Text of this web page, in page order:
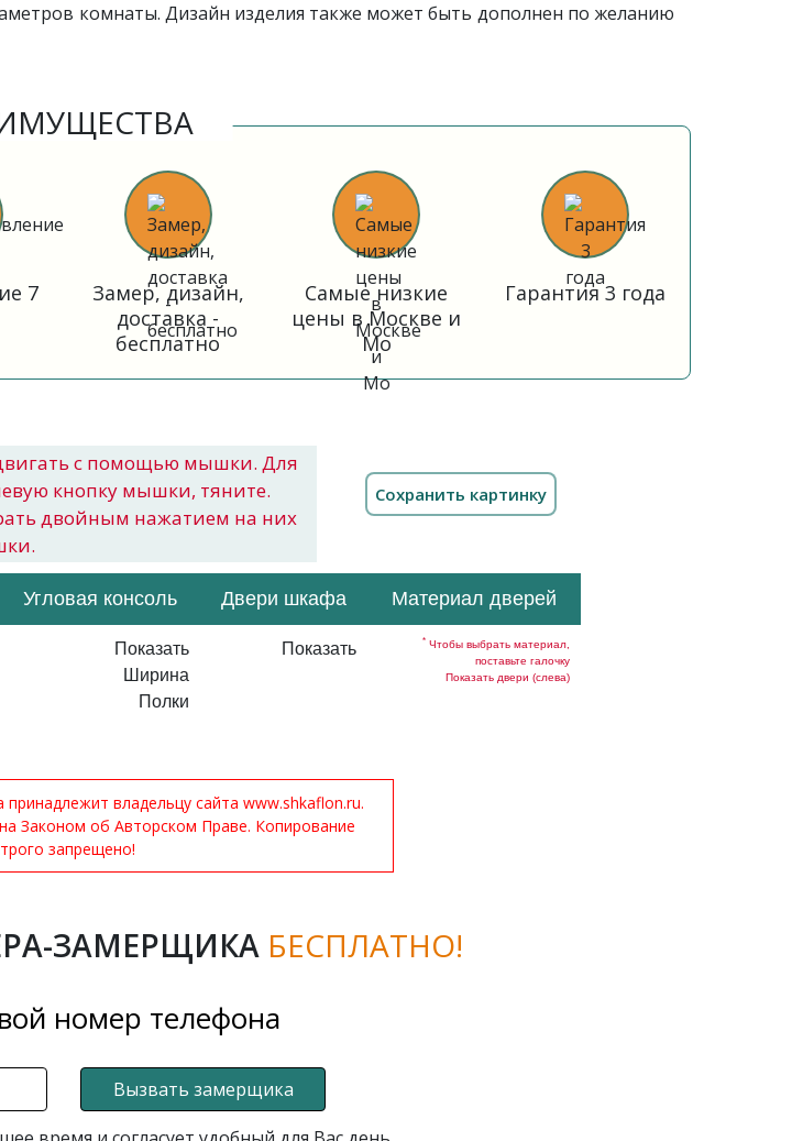
комнаты. Дизайн изделия также может быть дополнен по желанию
7
Замер, дизайн,
доставка -
бесплатно
Самые низкие
цены в Москве и
Мо
Гарантия 3 года
с помощью мышки. Для
кнопку мышки, тяните.
двойным нажатием на них
Угловая консоль Двери шкафа Материал дверей
Показать
Ширина
Полки
Показать * Чтобы выбрать материал,
поставьте галочку
Показать двери (слева)
владельцу сайта www.shkaflon.ru.
Законом об Авторском Праве. Копирование
запрещено!
ЗАМЕРЩИКА БЕСПЛАТНО!
номер телефона
Вызвать замерщика